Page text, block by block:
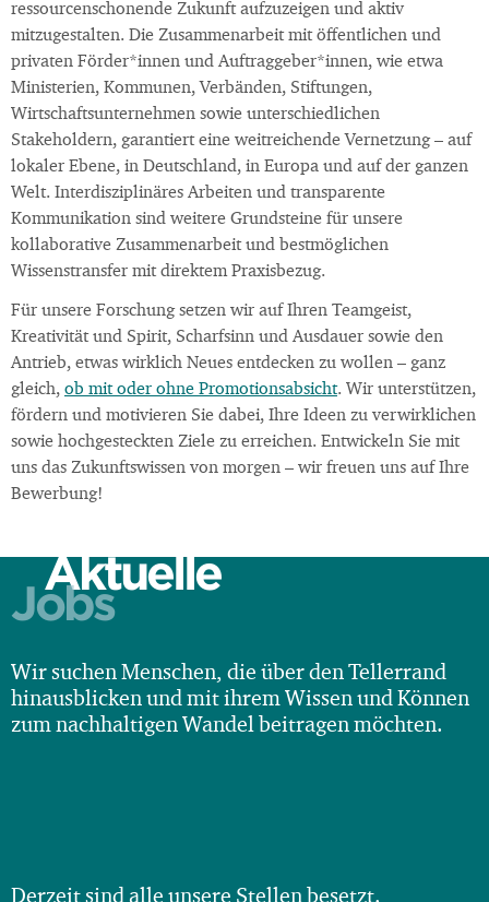
ressourcenschonende Zukunft aufzuzeigen und aktiv
mitzugestalten. Die Zusammenarbeit mit öffentlichen und
privaten Förder*innen und Auftraggeber*innen, wie etwa
Ministerien, Kommunen, Verbänden, Stiftungen,
Wirtschaftsunternehmen sowie unterschiedlichen
Stakeholdern, garantiert eine weitreichende Vernetzung – auf
lokaler Ebene, in Deutschland, in Europa und auf der ganzen
Welt. Interdisziplinäres Arbeiten und transparente
Kommunikation sind weitere Grundsteine für unsere
kollaborative Zusammenarbeit und bestmöglichen
Wissenstransfer mit direktem Praxisbezug.
Für unsere Forschung setzen wir auf Ihren Teamgeist,
Kreativität und Spirit, Scharfsinn und Ausdauer sowie den
Antrieb, etwas wirklich Neues entdecken zu wollen – ganz
gleich, ob mit oder ohne Promotionsabsicht. Wir unterstützen,
fördern und motivieren Sie dabei, Ihre Ideen zu verwirklichen
sowie hochgesteckten Ziele zu erreichen. Entwickeln Sie mit
uns das Zukunftswissen von morgen – wir freuen uns auf Ihre
Bewerbung!
Aktuelle
Jobs
Wir suchen Menschen, die über den Tellerrand
hinausblicken und mit ihrem Wissen und Können
zum nachhaltigen Wandel beitragen möchten.
Derzeit sind alle unsere Stellen besetzt.